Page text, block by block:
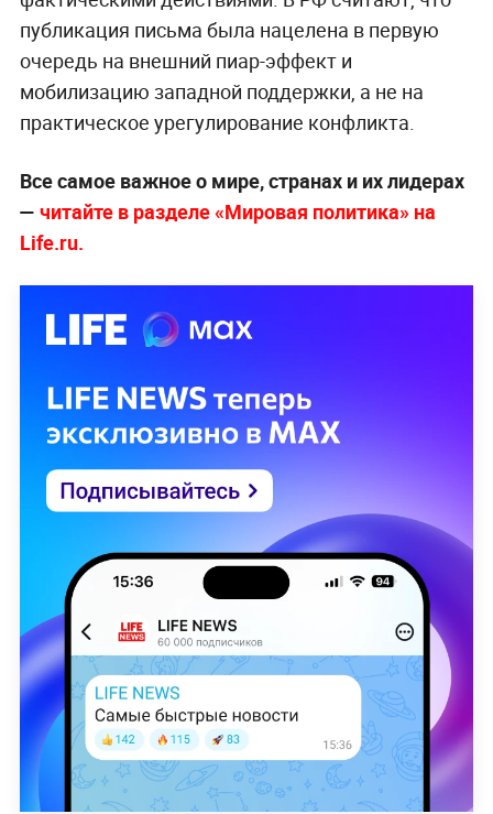
публикация письма была нацелена в первую
очередь на внешний пиар-эффект и
мобилизацию западной поддержки, а не на
практическое урегулирование конфликта.
Все самое важное о мире, странах и их лидерах
— читайте в разделе «Мировая политика» на
Life.ru.